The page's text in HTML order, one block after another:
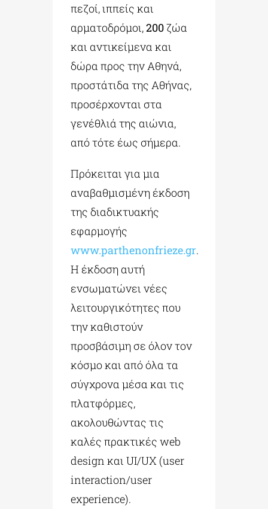
πεζοί, ιππείς και
αρματοδρόμοι,200ζώα
και αντικείμενα και
δώρα προς την Αθηνά,
προστάτιδα της Αθήνας,
προσέρχονται στα
γενέθλιά της αιώνια,
από τότε έως σήμερα.
Πρόκειται για μια
αναβαθμισμένη έκδοση
της διαδικτυακής
εφαρμογής
www.parthenonfrieze.gr.
Η έκδοση αυτή
ενσωματώνει νέες
λειτουργικότητες που
την καθιστούν
προσβάσιμη σε όλον τον
κόσμο και από όλα τα
σύγχρονα μέσα και τις
πλατφόρμες,
ακολουθώντας τις
καλές πρακτικές web
design και UI/UX (user
interaction/user
experience).